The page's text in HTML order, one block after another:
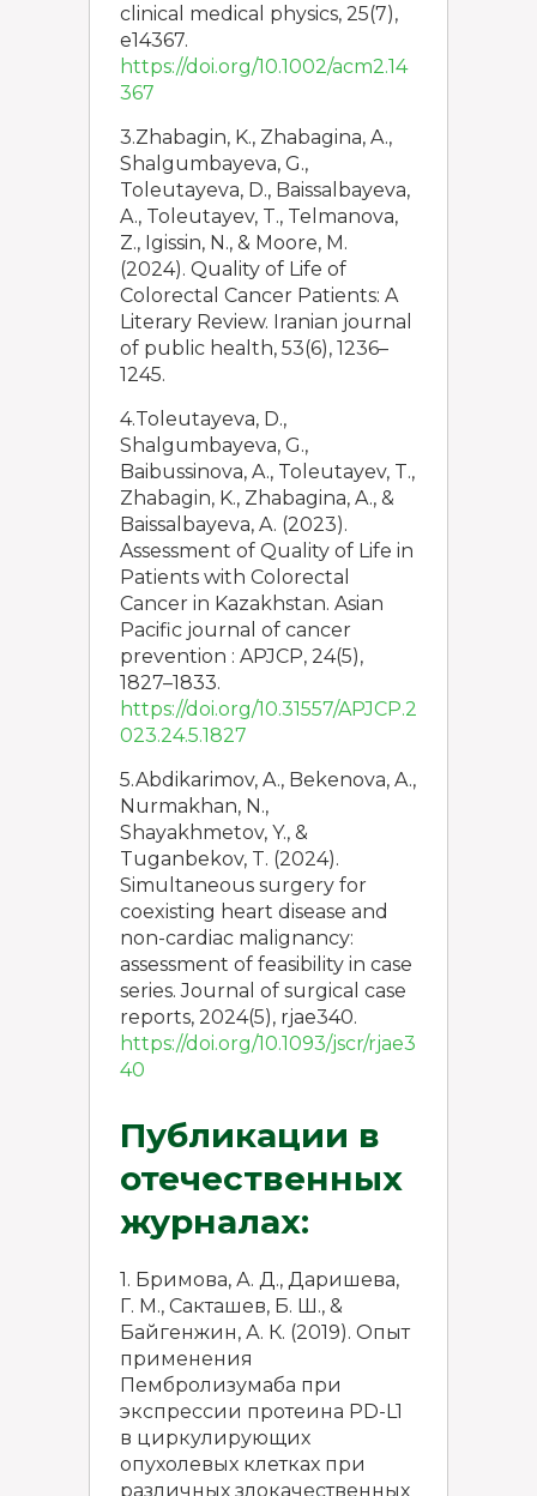
clinical medical physics, 25(7),
e14367.
https://doi.org/10.1002/acm2.14
367
3.Zhabagin, K., Zhabagina, A.,
Shalgumbayeva, G.,
Toleutayeva, D., Baissalbayeva,
A., Toleutayev, T., Telmanova,
Z., Igissin, N., & Moore, M.
(2024). Quality of Life of
Colorectal Cancer Patients: A
Literary Review. Iranian journal
of public health, 53(6), 1236–
1245.
4.Toleutayeva, D.,
Shalgumbayeva, G.,
Baibussinova, A., Toleutayev, T.,
Zhabagin, K., Zhabagina, A., &
Baissalbayeva, A. (2023).
Assessment of Quality of Life in
Patients with Colorectal
Cancer in Kazakhstan. Asian
Pacific journal of cancer
prevention : APJCP, 24(5),
1827–1833.
https://doi.org/10.31557/APJCP.2
023.24.5.1827
5.Abdikarimov, A., Bekenova, A.,
Nurmakhan, N.,
Shayakhmetov, Y., &
Tuganbekov, T. (2024).
Simultaneous surgery for
coexisting heart disease and
non-cardiac malignancy:
assessment of feasibility in case
series. Journal of surgical case
reports, 2024(5), rjae340.
https://doi.org/10.1093/jscr/rjae3
40
Публикации в
отечественных
журналах:
1. Бримова, А. Д., Даришева,
Г. М., Сакташев, Б. Ш., &
Байгенжин, А. К. (2019). Опыт
применения
Пембролизумаба при
экспрессии протеина PD-L1
в циркулирующих
опухолевых клетках при
различных злокачественных